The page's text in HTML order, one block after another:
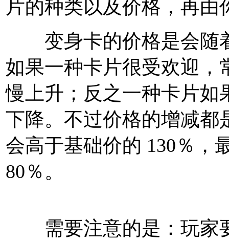
片的种类以及价格，再
变身卡的价格是会随
如果一种卡片很受欢迎，
慢上升；反之一种卡片如
下降。不过价格的增减都
会高于基础价的 130％，
80％。
需要注意的是：玩家